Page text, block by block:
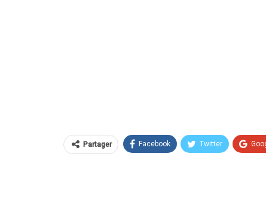
Partager Facebook Twitter